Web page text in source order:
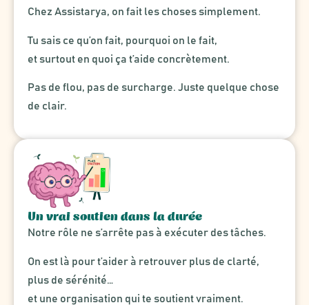
Chez Assistarya, on fait les choses simplement.
Tu sais ce qu’on fait, pourquoi on le fait,
et surtout en quoi ça t’aide concrètement.
Pas de flou, pas de surcharge. Juste quelque chose
de clair.
Un vrai soutien dans la durée
Notre rôle ne s’arrête pas à exécuter des tâches.
On est là pour t’aider à retrouver plus de clarté,
plus de sérénité…
et une organisation qui te soutient vraiment.